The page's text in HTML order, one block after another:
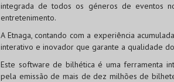
integrada de todos os géneros de eventos
entretenimento.
A Etnaga, contando com a experiência
interativo e inovador que garante a qualidade
Este software de bilhética é uma ferramenta
pela emissão de mais de dez milhões de